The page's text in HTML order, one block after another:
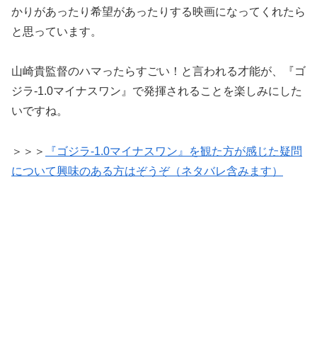
かりがあったり希望があったりする映画になってくれたら
と思っています。
山崎貴監督のハマったらすごい！と言われる才能が、『ゴ
ジラ-1.0マイナスワン』で発揮されることを楽しみにした
いですね。
＞＞＞ 『ゴジラ-1.0マイナスワン』
を観た方が感じた疑問
について興味のある方はぞうぞ（ネタバレ含みます）